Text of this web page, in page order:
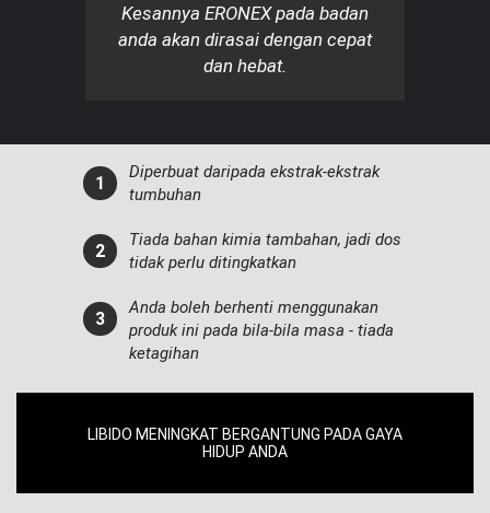
Kesannya ERONEX pada badan
anda akan dirasai dengan cepat
dan hebat.
Diperbuat daripada ekstrak-ekstrak
tumbuhan
Tiada bahan kimia tambahan, jadi dos
tidak perlu ditingkatkan
Anda boleh berhenti menggunakan
produk ini pada bila-bila masa - tiada
ketagihan
LIBIDO MENINGKAT BERGANTUNG PADA GAYA
HIDUP ANDA